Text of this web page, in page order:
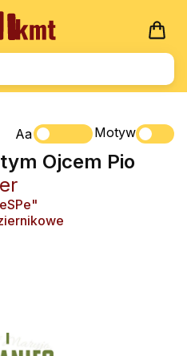
Aa
Motyw
Ojcem Pio